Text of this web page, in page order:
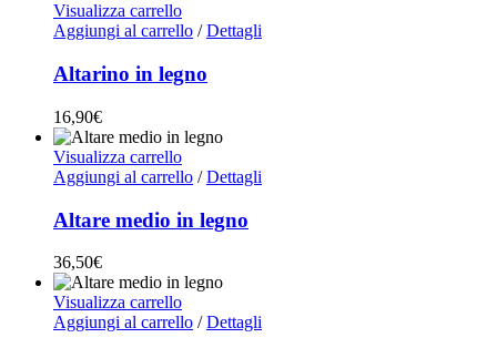
Visualizza carrello
Aggiungi al carrello / Dettagli
Altarino in legno
16,90€
Visualizza carrello
Aggiungi al carrello / Dettagli
Altare medio in legno
36,50€
Visualizza carrello
Aggiungi al carrello / Dettagli